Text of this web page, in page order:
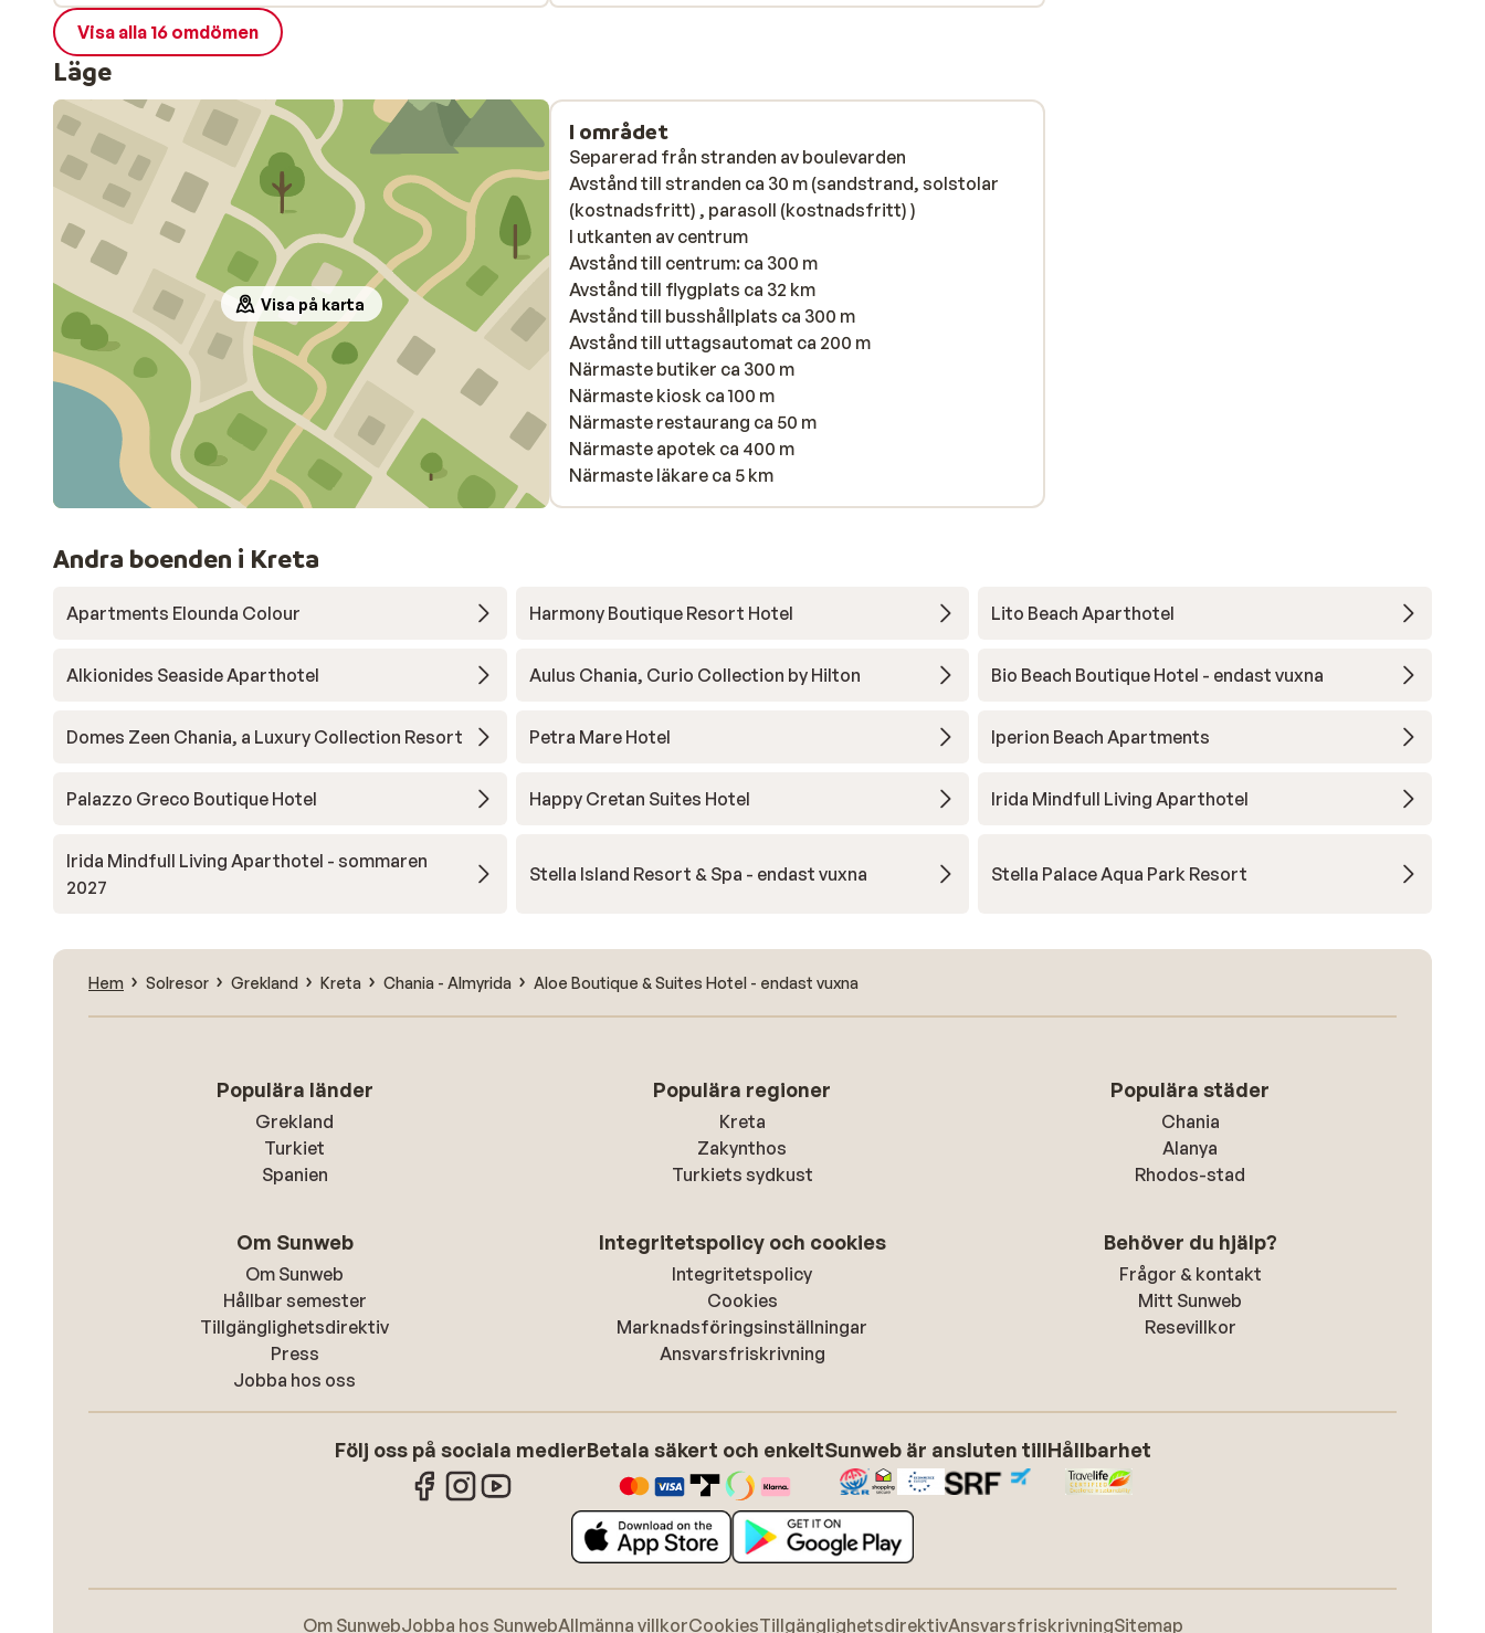
Visa alla 16 omdömen
Läge
Visa på karta
I området
Separerad från stranden av boulevarden
Avstånd till stranden ca 30 m (sandstrand, solstolar
(kostnadsfritt) , parasoll (kostnadsfritt) )
I utkanten av centrum
Avstånd till centrum: ca 300 m
Avstånd till flygplats ca 32 km
Avstånd till busshållplats ca 300 m
Avstånd till uttagsautomat ca 200 m
Närmaste butiker ca 300 m
Närmaste kiosk ca 100 m
Närmaste restaurang ca 50 m
Närmaste apotek ca 400 m
Närmaste läkare ca 5 km
Andra boenden i Kreta
Apartments Elounda Colour Harmony Boutique Resort Hotel Lito Beach Aparthotel
Alkionides Seaside Aparthotel Aulus Chania, Curio Collection by Hilton Bio Beach Boutique Hotel - endast vuxna
Domes Zeen Chania, a Luxury Collection Resort Petra Mare Hotel Iperion Beach Apartments
Palazzo Greco Boutique Hotel Happy Cretan Suites Hotel Irida Mindfull Living Aparthotel
Irida Mindfull Living Aparthotel - sommaren
2027
Stella Island Resort & Spa - endast vuxna Stella Palace Aqua Park Resort
Hem Solresor Grekland Kreta Chania - Almyrida Aloe Boutique & Suites Hotel - endast vuxna
Populära länder
Grekland
Turkiet
Spanien
Populära regioner
Kreta
Zakynthos
Turkiets sydkust
Populära städer
Chania
Alanya
Rhodos-stad
Om Sunweb
Om Sunweb
Hållbar semester
Tillgänglighetsdirektiv
Press
Jobba hos oss
Integritetspolicy och cookies
Integritetspolicy
Cookies
Marknadsföringsinställningar
Ansvarsfriskrivning
Behöver du hjälp?
Frågor & kontakt
Mitt Sunweb
Resevillkor
Följ oss på sociala medierBetala säkert och enkeltSunweb är ansluten tillHållbarhet
Om SunwebJobba hos SunwebAllmänna villkorCookiesTillgänglighetsdirektivAnsvarsfriskrivningSitemap